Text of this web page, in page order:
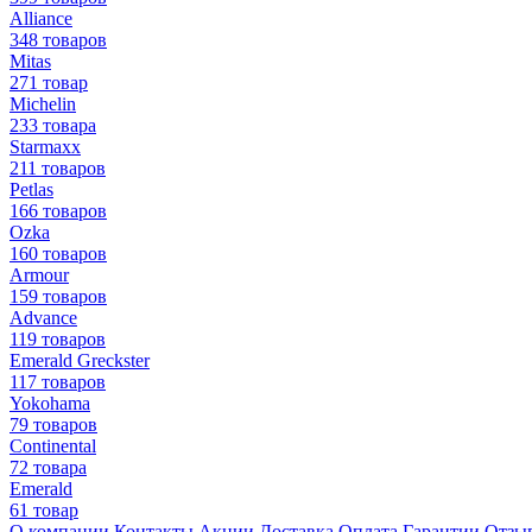
Alliance
348 товаров
Mitas
271 товар
Michelin
233 товара
Starmaxx
211 товаров
Petlas
166 товаров
Ozka
160 товаров
Armour
159 товаров
Advance
119 товаров
Emerald Greckster
117 товаров
Yokohama
79 товаров
Continental
72 товара
Emerald
61 товар